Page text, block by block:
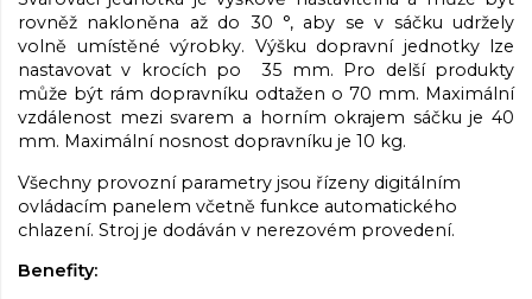
rovněž nakloněna až do 30 °, aby se v sáčku udržely
volně umístěné výrobky. Výšku dopravní jednotky lze
nastavovat v krocích po 35 mm. Pro delší produkty
může být rám dopravníku odtažen o 70 mm. Maximální
vzdálenost mezi svarem a horním okrajem sáčku je 40
mm. Maximální nosnost dopravníku je 10 kg.
Všechny provozní parametry jsou řízeny digitálním
ovládacím panelem včetně funkce automatického
chlazení. Stroj je dodáván v nerezovém provedení.
Benefity: